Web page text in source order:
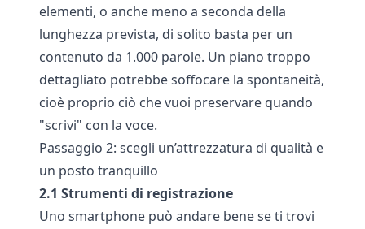
elementi, o anche meno a seconda della
lunghezza prevista, di solito basta per un
contenuto da 1.000 parole. Un piano troppo
dettagliato potrebbe soffocare la spontaneità,
cioè proprio ciò che vuoi preservare quando
"scrivi" con la voce.
Passaggio 2: scegli un’attrezzatura di qualità e
un posto tranquillo
2.1 Strumenti di registrazione
Uno smartphone può andare bene se ti trovi